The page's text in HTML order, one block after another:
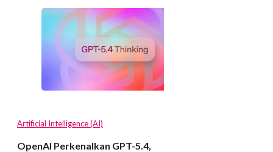
Artificial Intelligence (AI)
OpenAI Perkenalkan GPT-5.4,